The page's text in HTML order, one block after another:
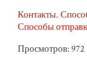
Контакты.
Способы
Просмотров: 972